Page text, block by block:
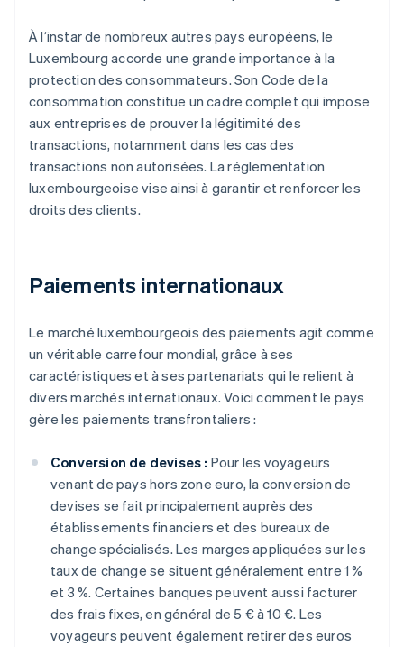
À l’instar de nombreux autres pays européens, le
Luxembourg accorde une grande importance à la
protection des consommateurs. Son Code de la
consommation constitue un cadre complet qui impose
aux entreprises de prouver la légitimité des
transactions, notamment dans les cas des
transactions non autorisées. La réglementation
luxembourgeoise vise ainsi à garantir et renforcer les
droits des clients.
Paiements internationaux
Le marché luxembourgeois des paiements agit comme
un véritable carrefour mondial, grâce à ses
caractéristiques et à ses partenariats qui le relient à
divers marchés internationaux. Voici comment le pays
gère les paiements transfrontaliers :
Conversion de devises : Pour les voyageurs
venant de pays hors zone euro, la conversion de
devises se fait principalement auprès des
établissements financiers et des bureaux de
change spécialisés. Les marges appliquées sur les
taux de change se situent généralement entre 1 %
et 3 %. Certaines banques peuvent aussi facturer
des frais fixes, en général de 5 € à 10 €. Les
voyageurs peuvent également retirer des euros